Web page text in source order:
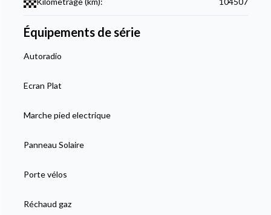
Équipements de série
Autoradio
Ecran Plat
Marche pied electrique
Panneau Solaire
Porte vélos
Réchaud gaz